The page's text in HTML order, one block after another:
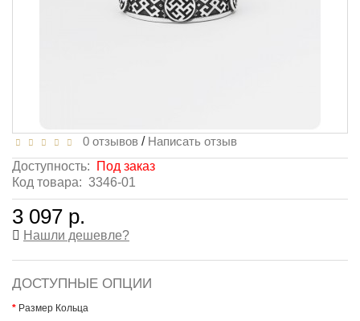
0 отзывов / Написать отзыв
Доступность:
Под заказ
Код товара: 3346-01
3 097 р.
Нашли дешевле?
ДОСТУПНЫЕ ОПЦИИ
Размер Кольца